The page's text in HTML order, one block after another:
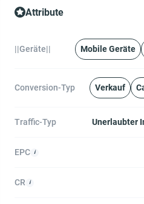
Attribute
||Geräte|| Mobile Geräte
Conversion-Typ Verkauf
Traffic-Typ Unerlaubter
EPC
CR